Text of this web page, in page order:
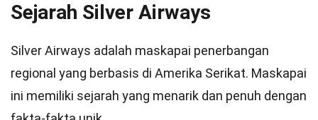
Sejarah Silver Airways
Silver Airways adalah maskapai penerbangan
regional yang berbasis di Amerika Serikat. Maskapai
ini memiliki sejarah yang menarik dan penuh dengan